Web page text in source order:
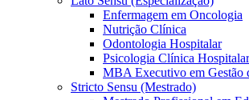
Enfermagem em Oncologia
Nutrição Clínica
Odontologia Hospitalar
Psicologia Clínica Hospitalar
MBA Executivo em Gestão
Stricto Sensu (Mestrado)